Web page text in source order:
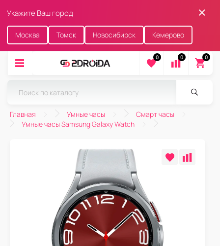
Укажите Ваш город
Москва Томск Новосибирск Кемерово
0 0 0
Главная Умные часы
Смарт часы
Умные часы Samsung Galaxy Watch